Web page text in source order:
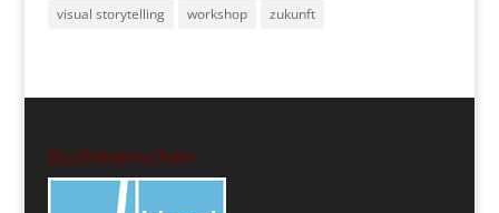
visual storytelling
workshop zukunft
Buchmenschen